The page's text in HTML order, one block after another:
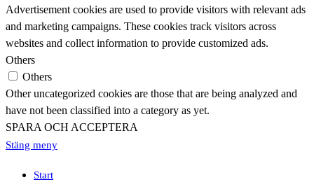
Advertisement cookies are used to provide visitors with relevant ads
and marketing campaigns. These cookies track visitors across
websites and collect information to provide customized ads.
Others
Others
Other uncategorized cookies are those that are being analyzed and
have not been classified into a category as yet.
SPARA OCH ACCEPTERA
Stäng meny
Start